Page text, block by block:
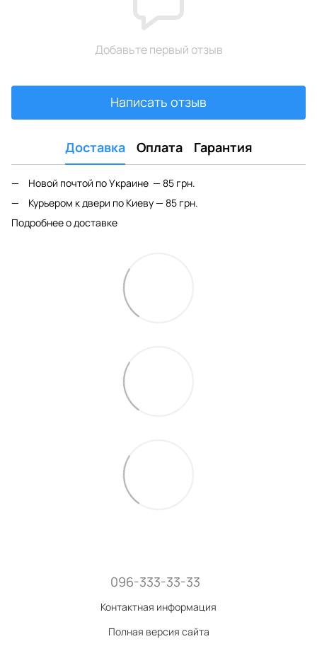
Добавьте первый отзыв
Написать отзыв
Доставка Оплата Гарантия
Новой почтой по Украине — 85 грн.
Курьером к двери по Киеву — 85 грн.
Подробнее о доставке
096-333-33-33
Контактная информация
Полная версия сайта